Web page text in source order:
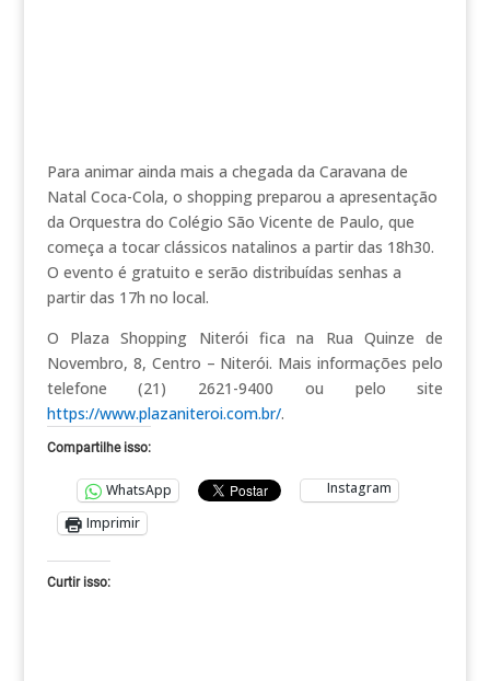
Para animar ainda mais a chegada da Caravana de
Natal Coca-Cola, o shopping preparou a apresentação
da Orquestra do Colégio São Vicente de Paulo, que
começa a tocar clássicos natalinos a partir das 18h30.
O evento é gratuito e serão distribuídas senhas a
partir das 17h no local.
O Plaza Shopping Niterói fica na Rua Quinze de
Novembro, 8, Centro – Niterói. Mais informações pelo
telefone (21) 2621-9400 ou pelo site
https://www.plazaniteroi.com.br/.
Compartilhe isso:
WhatsApp
Instagram
Imprimir
Curtir isso: